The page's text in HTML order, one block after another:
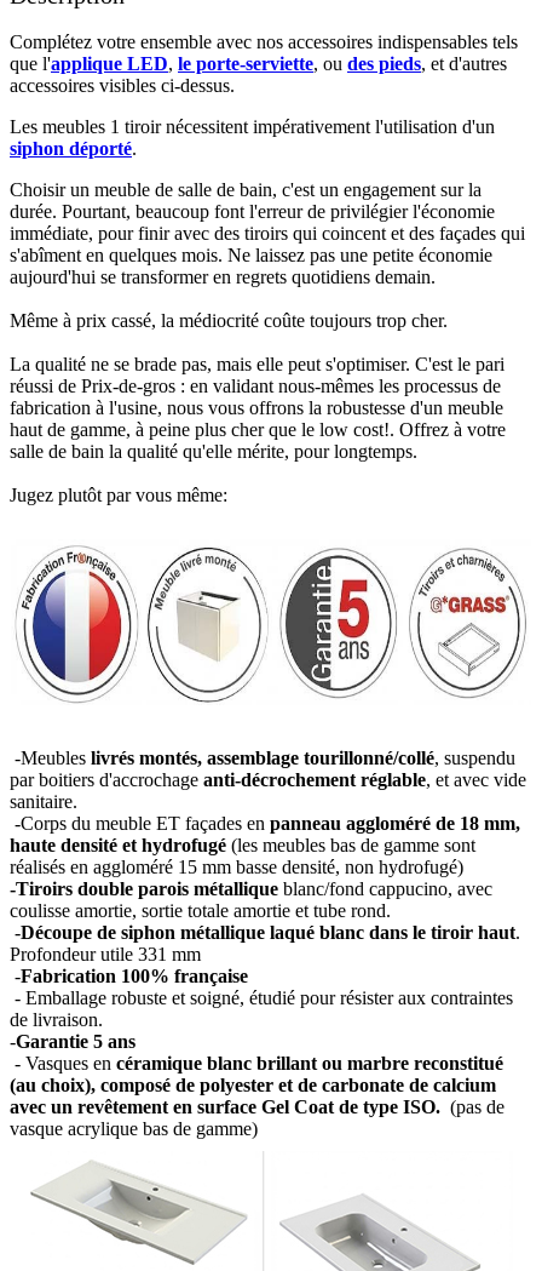
Complétez votre ensemble avec nos accessoires indispensables tels
que l'applique LED, le porte-serviette, ou des pieds, et d'autres
accessoires visibles ci-dessus.​
Les meubles 1 tiroir nécessitent impérativement l'utilisation d'un
siphon déporté.​
Choisir un meuble de salle de bain, c'est un engagement sur la
durée. Pourtant, beaucoup font l'erreur de privilégier l'économie
immédiate, pour finir avec des tiroirs qui coincent et des façades qui
s'abîment en quelques mois. Ne laissez pas une petite économie
aujourd'hui se transformer en regrets quotidiens demain.
Même à prix cassé, la médiocrité coûte toujours trop cher.
La qualité ne se brade pas, mais elle peut s'optimiser. C'est le pari
réussi de Prix-de-gros : en validant nous-mêmes les processus de
fabrication à l'usine, nous vous offrons la robustesse d'un meuble
haut de gamme, à peine plus cher que le low cost!. Offrez à votre
salle de bain la qualité qu'elle mérite, pour longtemps.
Jugez plutôt par vous même:
-Meubles livrés montés, assemblage tourillonné/collé, suspendu
par boitiers d'accrochage anti-décrochement réglable, et avec vide
sanitaire.
-Corps du meuble ET façades en panneau aggloméré de 18 mm,
haute densité et hydrofugé (les meubles bas de gamme sont
réalisés en aggloméré 15 mm basse densité, non hydrofugé)
-Tiroirs double parois métallique blanc/fond cappucino, avec
coulisse amortie, sortie totale amortie et tube rond.
-Découpe de siphon métallique laqué blanc dans le tiroir haut.
Profondeur utile 331 mm
-Fabrication 100% française
- Emballage robuste et soigné, étudié pour résister aux contraintes
de livraison.
-Garantie 5 ans
- Vasques en céramique blanc brillant ou marbre reconstitué
(au choix), composé de polyester et de carbonate de calcium
avec un revêtement en surface Gel Coat de type ISO. (pas de
vasque acrylique bas de gamme)